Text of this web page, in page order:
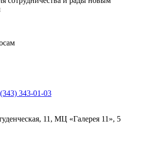
343-01-03
11, МЦ «Галерея 11», 5